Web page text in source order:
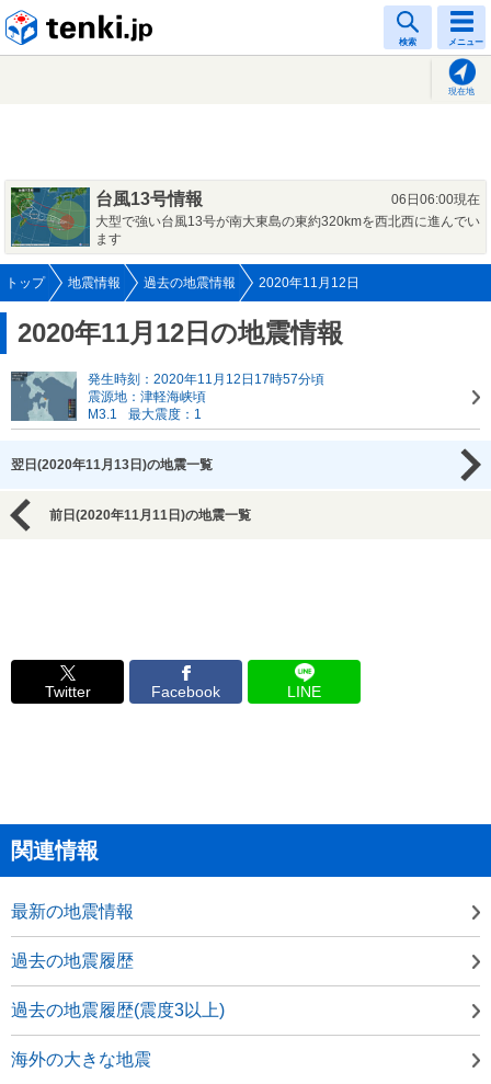
検索 メニュー
現在地
台風13号情報
06日06:00現在
大型で強い台風13号が南大東島の東約320kmを西北西に進んでい
ます
トップ 地震情報 過去の地震情報 2020年11月12日
2020年11月12日の地震情報
発生時刻：2020年11月12日17時57分頃
震源地：津軽海峡頃
M3.1
最大震度：1
翌日(2020年11月13日)の地震一覧
前日(2020年11月11日)の地震一覧
Twitter Facebook LINE
関連情報
最新の地震情報
過去の地震履歴
過去の地震履歴(震度3以上)
海外の大きな地震